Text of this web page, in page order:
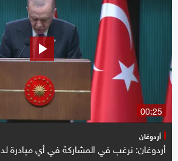
00:25
أردوغان
أردوغان: نرغب في المشاركة في أي مبادرة